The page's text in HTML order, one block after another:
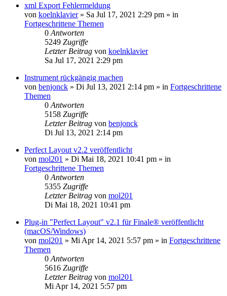
xml Export Fehlermeldung
von koelnklavier» Sa Jul 17, 2021 2:29 pm » in
Fortgeschrittene Themen
0 Antworten
5249 Zugriffe
Letzter Beitrag von koelnklavier
Sa Jul 17, 2021 2:29 pm
Instrument rückgängig machen
von benjonck » Di Jul 13, 2021 2:14 pm » in Fortgeschrittene
Themen
0 Antworten
5158 Zugriffe
Letzter Beitrag von benjonck
Di Jul 13, 2021 2:14 pm
Perfect Layout v2.2 veröffentlicht
von mol201 » Di Mai 18, 2021 10:41 pm » in
Fortgeschrittene Themen
0 Antworten
5355 Zugriffe
Letzter Beitrag von mol201
Di Mai 18, 2021 10:41 pm
Plug-in "Perfect Layout" v2.1 für Finale® veröffentlicht
(macOS/Windows)
von mol201 » Mi Apr 14, 2021 5:57 pm » in Fortgeschrittene
Themen
0 Antworten
5616 Zugriffe
Letzter Beitrag von mol201
Mi Apr 14, 2021 5:57 pm